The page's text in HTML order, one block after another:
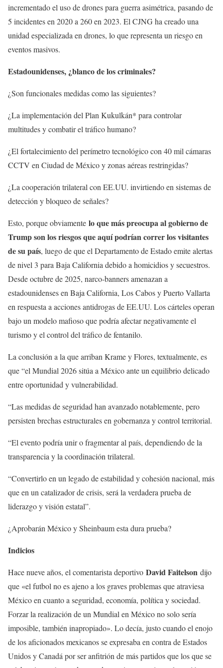
incrementado el uso de drones para guerra asimétrica, pasando de
5 incidentes en 2020 a 260 en 2023. El CJNG ha creado una
unidad especializada en drones, lo que representa un riesgo en
eventos masivos.
Estadounidenses, ¿blanco de los criminales?
¿Son funcionales medidas como las siguientes?
¿La implementación del Plan Kukulkán* para controlar
multitudes y combatir el tráfico humano?
¿El fortalecimiento del perímetro tecnológico con 40 mil cámaras
CCTV en Ciudad de México y zonas aéreas restringidas?
¿La cooperación trilateral con EE.UU. invirtiendo en sistemas de
detección y bloqueo de señales?
Esto, porque obviamente lo que más preocupa al gobierno de
Trump son los riesgos que aquí podrían correr los visitantes
de su país, luego de que el Departamento de Estado emite alertas
de nivel 3 para Baja California debido a homicidios y secuestros.
Desde octubre de 2025, narco-banners amenazan a
estadounidenses en Baja California, Los Cabos y Puerto Vallarta
en respuesta a acciones antidrogas de EE.UU. Los cárteles operan
bajo un modelo mafioso que podría afectar negativamente el
turismo y el control del tráfico de fentanilo.
La conclusión a la que arriban Krame y Flores, textualmente, es
que “el Mundial 2026 sitúa a México ante un equilibrio delicado
entre oportunidad y vulnerabilidad.
“Las medidas de seguridad han avanzado notablemente, pero
persisten brechas estructurales en gobernanza y control territorial.
“El evento podría unir o fragmentar al país, dependiendo de la
transparencia y la coordinación trilateral.
“Convertirlo en un legado de estabilidad y cohesión nacional, más
que en un catalizador de crisis, será la verdadera prueba de
liderazgo y visión estatal”.
¿Aprobarán México y Sheinbaum esta dura prueba?
Indicios
Hace nueve años, el comentarista deportivo David Faitelson dijo
que «el futbol no es ajeno a los graves problemas que atraviesa
México en cuanto a seguridad, economía, política y sociedad.
Forzar la realización de un Mundial en México no solo sería
imposible, también inapropiado». Lo decía, justo cuando el enojo
de los aficionados mexicanos se expresaba en contra de Estados
Unidos y Canadá por ser anfitrión de más partidos que los que se